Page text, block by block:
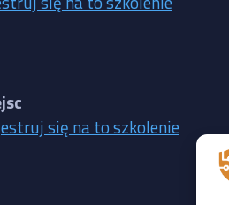
się na to szkolenie